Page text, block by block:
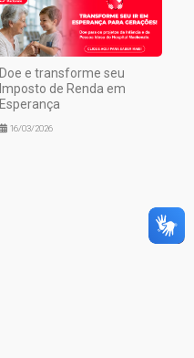
Doe e transforme seu
Imposto de Renda em
Esperança
16/03/2026